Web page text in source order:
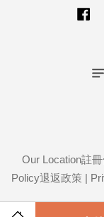
Our Location註
Policy退返政策 |